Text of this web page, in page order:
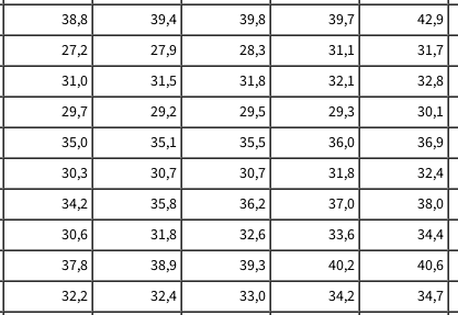
38,8 39,4 39,8 39,7
42,9
27,2 27,9 28,3 31,1
31,7
31,0 31,5 31,8 32,1
32,8
29,7 29,2 29,5 29,3
30,1
35,0 35,1 35,5 36,0
36,9
30,3 30,7 30,7 31,8
32,4
34,2 35,8 36,2 37,0
38,0
30,6 31,8 32,6 33,6
34,4
37,8 38,9 39,3 40,2
40,6
32,2 32,4 33,0 34,2
34,7